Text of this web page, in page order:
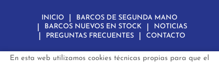
En esta web utilizamos cookies técnicas propias para que el
INICIO
BARCOS DE SEGUNDA MANO
BARCOS NUEVOS EN STOCK
NOTICIAS
PREGUNTAS FRECUENTES
CONTACTO
Aviso Legal
Política de Privacidad de Datos